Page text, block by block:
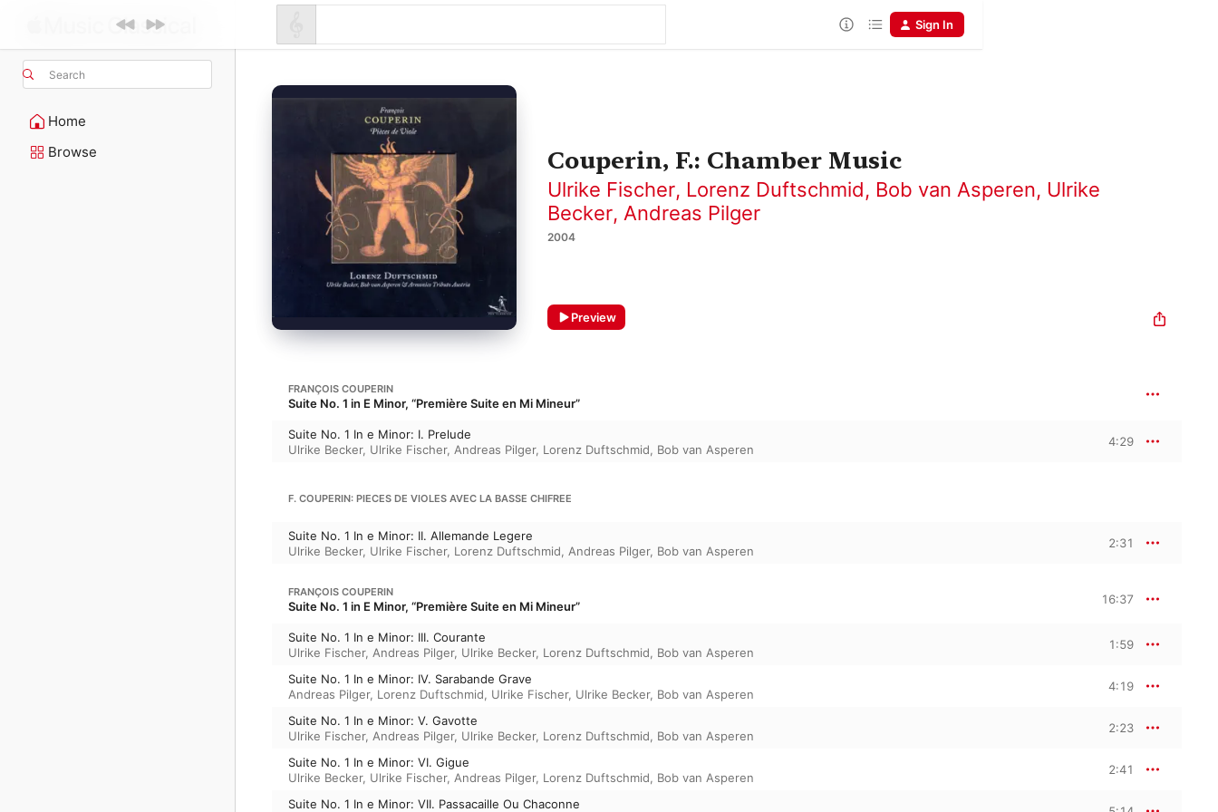
Search
Home
Browse
Sign In
Couperin, F.: Chamber Music
Ulrike Fischer, Lorenz Duftschmid, Bob van Asperen, Ulrike
Becker, Andreas Pilger
2004
Preview
FRANÇOIS COUPERIN
Suite No. 1 in E Minor, “Première Suite en Mi Mineur”
Suite No. 1 In e Minor: I. Prelude
Ulrike Becker, Ulrike Fischer, Andreas Pilger, Lorenz Duftschmid, Bob van Asperen
4:29
F. COUPERIN: PIECES DE VIOLES AVEC LA BASSE CHIFREE
Suite No. 1 In e Minor: II. Allemande Legere
Ulrike Becker, Ulrike Fischer, Lorenz Duftschmid, Andreas Pilger, Bob van Asperen
2:31
FRANÇOIS COUPERIN
Suite No. 1 in E Minor, “Première Suite en Mi Mineur” 16:37
Suite No. 1 In e Minor: III. Courante
Ulrike Fischer, Andreas Pilger, Ulrike Becker, Lorenz Duftschmid, Bob van Asperen
1:59
Suite No. 1 In e Minor: IV. Sarabande Grave
Andreas Pilger, Lorenz Duftschmid, Ulrike Fischer, Ulrike Becker, Bob van Asperen
4:19
Suite No. 1 In e Minor: V. Gavotte
Ulrike Fischer, Andreas Pilger, Ulrike Becker, Lorenz Duftschmid, Bob van Asperen
2:23
Suite No. 1 In e Minor: VI. Gigue
Ulrike Becker, Ulrike Fischer, Andreas Pilger, Lorenz Duftschmid, Bob van Asperen
2:41
Suite No. 1 In e Minor: VII. Passacaille Ou Chaconne